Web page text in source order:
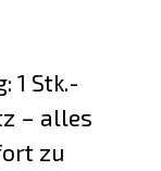
1 Stk.-
– alles
zu